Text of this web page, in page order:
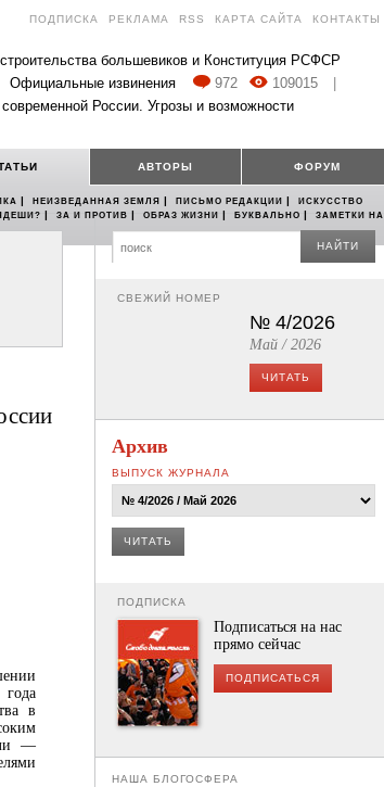
ПОДПИСКА РЕКЛАМА RSS КАРТА САЙТА КОНТАКТЫ
большевиков и Конституция РСФСР
Официальные извинения 972 109015
России. Угрозы и возможности
АВТОРЫ ФОРУМ
| НЕИЗВЕДАННАЯ ЗЕМЛЯ | ПИСЬМО РЕДАКЦИИ |
ИСКУССТВО
| ЗА И ПРОТИВ | ОБРАЗ ЖИЗНИ | БУКВАЛЬНО |
ЗАМЕТКИ НА
в
—
НАЙТИ
СВЕЖИЙ НОМЕР
№ 4/2026
Май / 2026
ЧИТАТЬ
Архив
ВЫПУСК ЖУРНАЛА
ЧИТАТЬ
ПОДПИСКА
Подписаться на нас
прямо сейчас
ПОДПИСАТЬСЯ
НАША БЛОГОСФЕРА